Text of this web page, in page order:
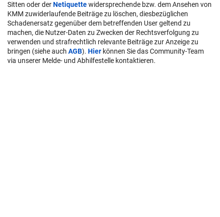
Sitten oder derNetiquettewidersprechende bzw. dem Ansehen von
KMM zuwiderlaufende Beiträge zu löschen, diesbezüglichen
Schadenersatz gegenüber dem betreffenden User geltend zu
machen, die Nutzer-Daten zu Zwecken der Rechtsverfolgung zu
verwenden und strafrechtlich relevante Beiträge zur Anzeige zu
bringen (siehe auch AGB). Hier können Sie das Community-Team
via unserer Melde- und Abhilfestelle kontaktieren.